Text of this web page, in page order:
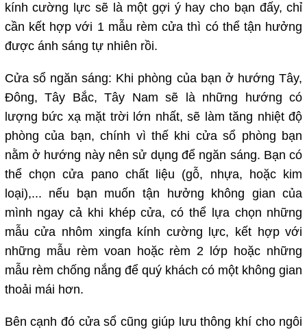
kính cường lực sẽ là một gợi ý hay cho bạn đấy, chỉ
cần kết hợp với 1 mẫu rèm cửa thì có thể tận hưởng
được ánh sáng tự nhiên rồi.
Cửa sổ ngăn sáng: Khi phòng của bạn ở hướng Tây,
Đông, Tây Bắc, Tây Nam sẽ là những hướng có
lượng bức xạ mặt trời lớn nhất, sẽ làm tăng nhiệt độ
phòng của bạn, chính vì thế khi cửa sổ phòng bạn
nằm ở hướng này nên sử dụng để ngăn sáng. Bạn có
thể chọn cửa pano chất liệu (gỗ, nhựa, hoặc kim
loại),... nếu bạn muốn tận hưởng không gian của
mình ngay cả khi khép cửa, có thể lựa chọn những
mẫu cửa nhôm xingfa kính cường lực, kết hợp với
những mẫu rèm voan hoặc rèm 2 lớp hoặc những
mẫu rèm chống nắng để quý khách có một không gian
thoải mái hơn.
Bên cạnh đó cửa sổ cũng giúp lưu thông khí cho ngôi